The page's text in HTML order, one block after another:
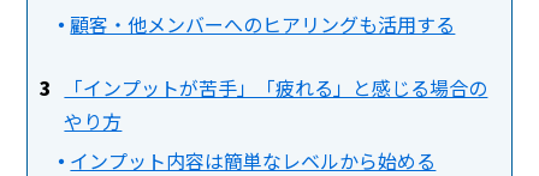
顧客・他メンバーへのヒアリングも活用する
「インプットが苦手」「疲れる」と感じる場合の
やり方
インプット内容は簡単なレベルから始める